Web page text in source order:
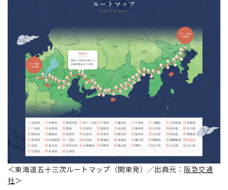
＜東海道五十三次ルートマップ（関東発）／出典元： 阪急交通
社＞